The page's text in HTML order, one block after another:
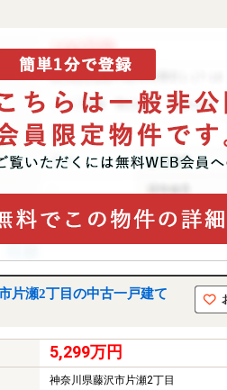
片瀬2丁目の中古一戸建て
5,299万円
神奈川県藤沢市片瀬2丁目